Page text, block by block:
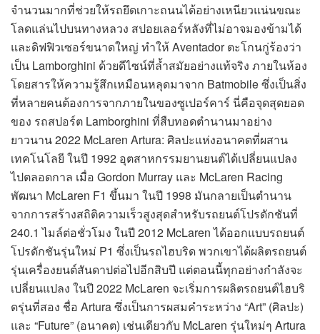
จำนวนมากที่ช่วยให้รถยึดเกาะถนนได้อย่างเหนียวแน่นขณะ
โลดแล่นไปบนทางหลวง สปอยเลอร์หลังที่ไม่อาจมองข้ามได้
และดิฟฟิวเซอร์ขนาดใหญ่ ทำให้ Aventador ตะโกนกู่ร้องว่า
เป็น Lamborghini ด้วยดีไซน์ที่ล้ำสมัยอย่างแท้จริง ภายในห้อง
โดยสารให้ความรู้สึกเหมือนหลุดมาจาก Batmobile ซึ่งเป็นสิ่ง
ที่หลายคนต้องการจากภายในของซูเปอร์คาร์ นี่คือจุดสุดยอด
ของ รถสปอร์ต Lamborghini ที่สืบทอดตำนานมาอย่าง
ยาวนาน 2022 McLaren Artura: ศิลปะแห่งอนาคตที่ผสาน
เทคโนโลยี ในปี 1992 อุตสาหกรรมยานยนต์ได้เปลี่ยนแปลง
ไปตลอดกาล เมื่อ Gordon Murray และ McLaren Racing
พัฒนา McLaren F1 ขึ้นมา ในปี 1998 มันกลายเป็นตำนาน
จากการสร้างสถิติความเร็วสูงสุดสำหรับรถยนต์โปรดักชันที่
240.1 ไมล์ต่อชั่วโมง ในปี 2012 McLaren ได้ออกแบบรถยนต์
โปรดักชันรุ่นใหม่ P1 ซึ่งเป็นรถไฮบริด พวกเขาได้ผลิตรถยนต์
รุ่นเครื่องยนต์สันดาปต่อไปอีกสิบปี แต่ตอนนี้ทุกอย่างกำลังจะ
เปลี่ยนแปลง ในปี 2022 McLaren จะเริ่มการผลิตรถยนต์ไฮบริ
ดรุ่นที่สอง ชื่อ Artura ซึ่งเป็นการผสมคำระหว่าง “Art” (ศิลปะ)
และ “Future” (อนาคต) เช่นเดียวกับ McLaren รุ่นใหม่ๆ Artura